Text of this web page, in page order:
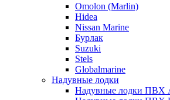
Omolon (Marlin)
Hidea
Nissan Marine
Бурлак
Suzuki
Stels
Globalmarine
Надувные лодки
Надувные лодки